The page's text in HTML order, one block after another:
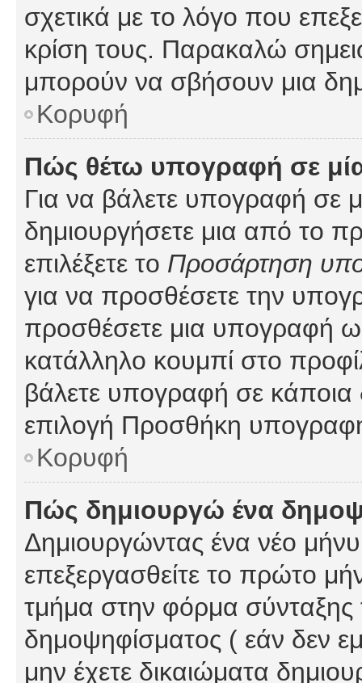
σχετικά με το λόγο που
κρίση τους. Παρακαλώ
μπορούν να σβήσουν μια
Κορυφή
Πώς θέτω υπογραφή σε
Για να βάλετε υπογραφή σε
δημιουργήσετε μια από το
επιλέξετε το Προσάρτηση
για να προσθέσετε την
προσθέσετε μια υπογραφή
κατάλληλο κουμπί στο
βάλετε υπογραφή σε κάποια
επιλογή Προσθήκη
Κορυφή
Πώς δημιουργώ ένα
Δημιουργώντας ένα νέο
επεξεργασθείτε το πρώτο
τμήμα στην φόρμα σύνταξης
δημοψηφίσματος ( εάν δεν
μην έχετε δικαιώματα